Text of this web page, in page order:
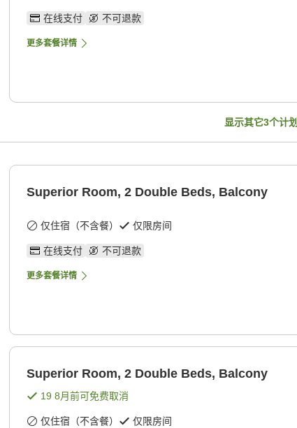
在线支付 不可退款
更多套餐详情
显示其它3个计划
Superior Room, 2 Double Beds, Balcony
仅住宿（不含餐） 仅限房间
在线支付 不可退款
更多套餐详情
Superior Room, 2 Double Beds, Balcony
19 8月前可免费取消
仅住宿（不含餐） 仅限房间